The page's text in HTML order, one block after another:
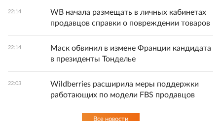
22:14
WB начала размещать в личных кабинетах
продавцов справки о повреждении товаров
22:14
Маск обвинил в измене Франции кандидата
в президенты Тонделье
22:03
Wildberries расширила меры поддержки
работающих по модели FBS продавцов
Все новости